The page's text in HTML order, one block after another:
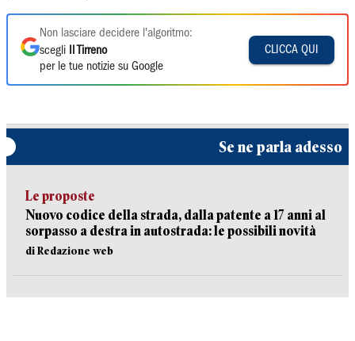
Non lasciare decidere l'algoritmo:
scegli
Il Tirreno
per le tue notizie su Google
CLICCA QUI
Se ne parla adesso
Le proposte
Nuovo codice della strada, dalla patente a 17 anni al
sorpasso a destra in autostrada: le possibili novità
di Redazione web